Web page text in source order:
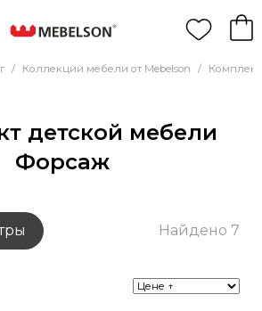
/ Коллекции мебели от Mebelson /
детской мебели
Форсаж
Найдено 7